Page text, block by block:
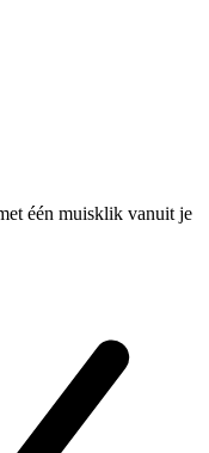
één muisklik vanuit je